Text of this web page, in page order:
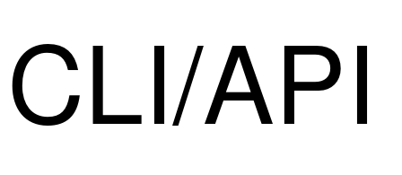
CLI/API